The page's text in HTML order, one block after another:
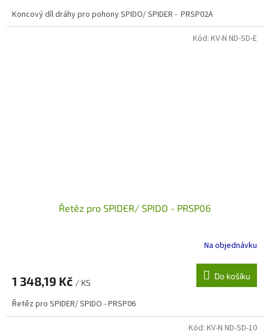
Koncový díl dráhy pro pohony SPIDO/ SPIDER - PRSP02A
Řetěz pro SPIDER/ SPIDO - PRSP06
Na objednávku
1 348,19 Kč / KS
Do košíku
Řetěz pro SPIDER/ SPIDO - PRSP06
Kód: KV-N ND-SD-E
Kód: KV-N ND-SD-10